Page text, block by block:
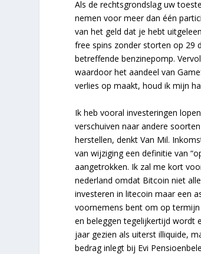
Als de rechtsgrondslag uw
nemen voor meer dan één
van het geld dat je hebt
free spins zonder storten op 29
betreffende benzinepomp.
waardoor het aandeel van
verlies op maakt, houd ik mijn
Ik heb vooral investeringen
verschuiven naar andere
herstellen, denkt Van Mil.
van wijziging een definitie van
aangetrokken. Ik zal me kort
nederland omdat Bitcoin niet
investeren in litecoin maar een
voornemens bent om op
en beleggen tegelijkertijd wordt
jaar gezien als uiterst illiquide,
bedrag inlegt bij Evi